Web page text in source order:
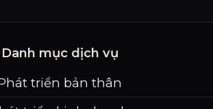
Danh mục dịch vụ
triển bản thân